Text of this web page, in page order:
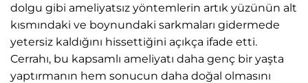
dolgu gibi ameliyatsız yöntemlerin artık yüzünün alt
kısmındaki ve boynundaki sarkmaları gidermede
yetersiz kaldığını hissettiğini açıkça ifade etti.
Cerrahı, bu kapsamlı ameliyatı daha genç bir yaşta
yaptırmanın hem sonucun daha doğal olmasını